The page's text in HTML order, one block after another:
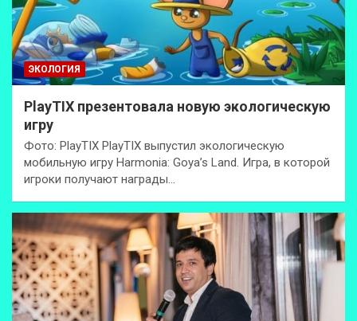
ЭКОЛОГИЯ
PlayTIX презентовала новую экологическую
игру
Фото: PlayTIX PlayTIX выпустил экологическую
мобильную игру Harmonia: Goya’s Land. Игра, в которой
игроки получают награды…